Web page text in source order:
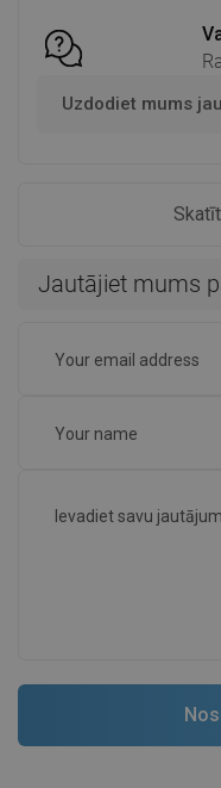
Uzdodiet mums
Jautājiet mums